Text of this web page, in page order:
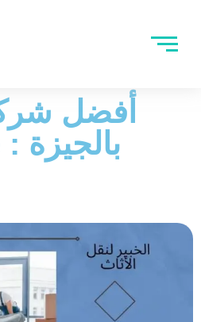
أفضل
بالجيزة